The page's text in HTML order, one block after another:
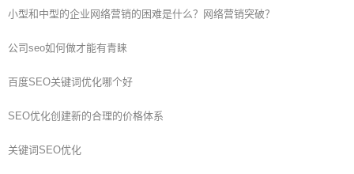
小型和中型的企业网络营销的困难是什么？网络营销突破？
公司seo如何做才能有青睐
百度SEO关键词优化哪个好
SEO优化创建新的合理的价格体系
关键词SEO优化